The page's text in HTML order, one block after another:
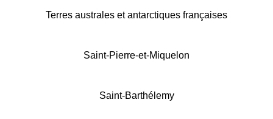
Terres australes et antarctiques françaises
Saint-Pierre-et-Miquelon
Saint-Barthélemy